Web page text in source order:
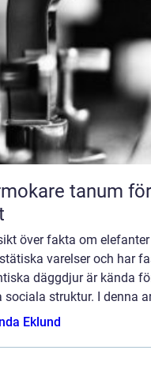
tanum
över fakta om
varelser och har
däggdjur är kända
sociala struktur. I denna
Eklund